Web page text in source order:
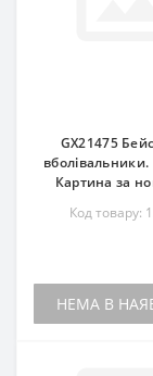
GX21475
Картина за
Код товару:
НЕМА В